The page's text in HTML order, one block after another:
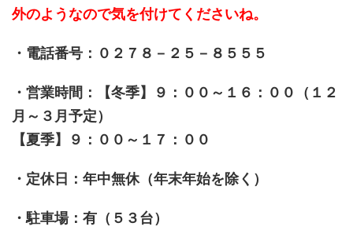
外のようなので気を付けてくださいね。
・電話番号：０２７８－２５－８５５５
・営業時間：【冬季】９：００～１６：００（１２
月～３月予定）
【夏季】９：００～１７：００
・定休日：年中無休（年末年始を除く）
・駐車場：有（５３台）